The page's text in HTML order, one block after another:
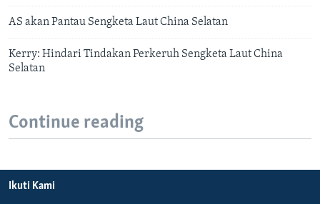
AS akan Pantau Sengketa Laut China Selatan
Kerry: Hindari Tindakan Perkeruh Sengketa Laut China
Selatan
Continue reading
Ikuti Kami